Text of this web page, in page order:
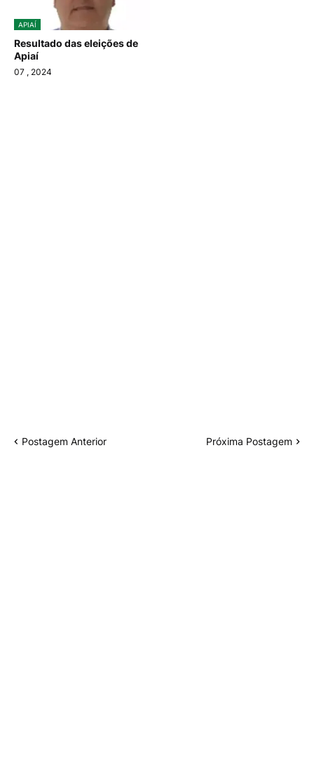
APIAÍ
Resultado das eleições de
Apiaí
07 , 2024
Postagem Anterior Próxima Postagem